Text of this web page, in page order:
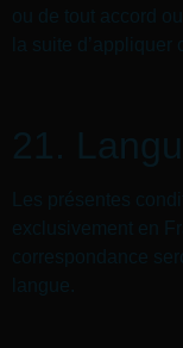
ou de tout accord
la suite d’appliquer
21.
Les présentes
exclusivement en
correspondance
langue.